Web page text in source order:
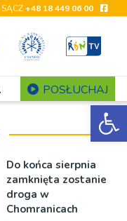
+48 18 449 06 00
POSŁUCHAJ
Do końca sierpnia
zamknięta zostanie
droga w
Chomranicach